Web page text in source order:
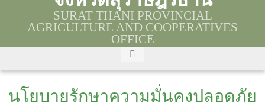
SURAT THANI PROVINCIAL
AGRICULTURE AND COOPERATIVES
OFFICE
นโยบายรักษาความมั่นคงปลอดภัย